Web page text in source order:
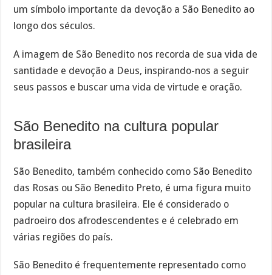
um símbolo importante da devoção a São Benedito ao
longo dos séculos.
A imagem de São Benedito nos recorda de sua vida de
santidade e devoção a Deus, inspirando-nos a seguir
seus passos e buscar uma vida de virtude e oração.
São Benedito na cultura popular
brasileira
São Benedito, também conhecido como São Benedito
das Rosas ou São Benedito Preto, é uma figura muito
popular na cultura brasileira. Ele é considerado o
padroeiro dos afrodescendentes e é celebrado em
várias regiões do país.
São Benedito é frequentemente representado como